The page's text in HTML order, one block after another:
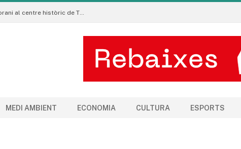
La Manigua Estudio porta l’art floral contemporani al centre històric de Tremp
MEDI AMBIENT ECONOMIA CULTURA ESPORTS